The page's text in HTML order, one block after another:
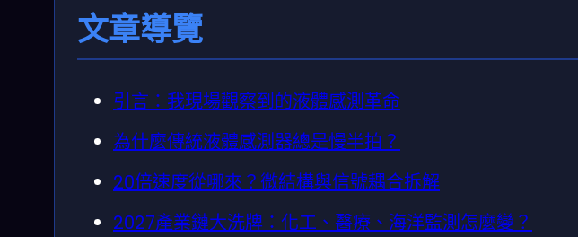
文章導覽
引言：我現場觀察到的液體感測革命
為什麼傳統液體感測器總是慢半拍？
20倍速度從哪來？微結構與信號耦合拆解
2027產業鏈大洗牌：化工、醫療、海洋監測怎麼變？